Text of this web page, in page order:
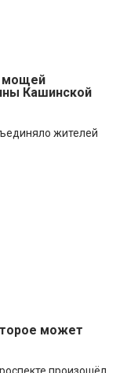
мощей
Кашинской
жителей
может
произошёл